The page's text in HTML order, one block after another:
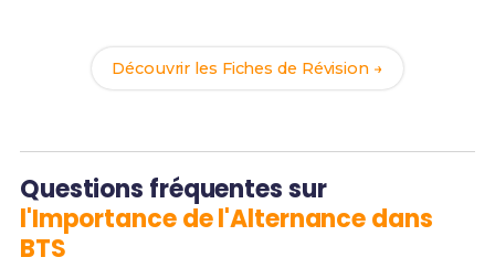
Découvrir les Fiches de Révision →
Questions fréquentes sur
l'Importance de l'Alternance dans
BTS